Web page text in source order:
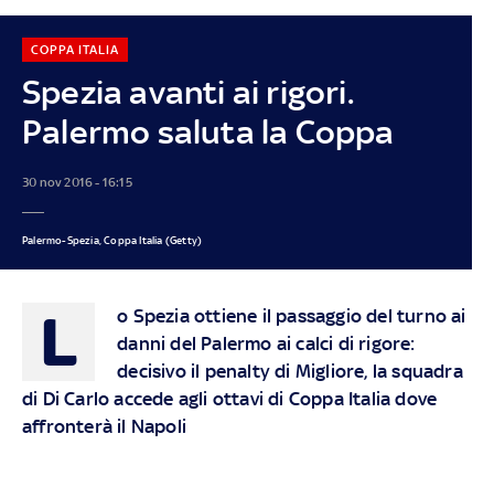
Spezia avanti ai rigori.
Palermo saluta la Coppa
COPPA ITALIA
30 nov 2016 - 16:15
Palermo-Spezia, Coppa Italia (Getty)
L
o Spezia ottiene il passaggio del turno ai
danni del Palermo ai calci di rigore:
decisivo il penalty di Migliore, la squadra
di Di Carlo accede agli ottavi di Coppa Italia dove
affronterà il Napoli